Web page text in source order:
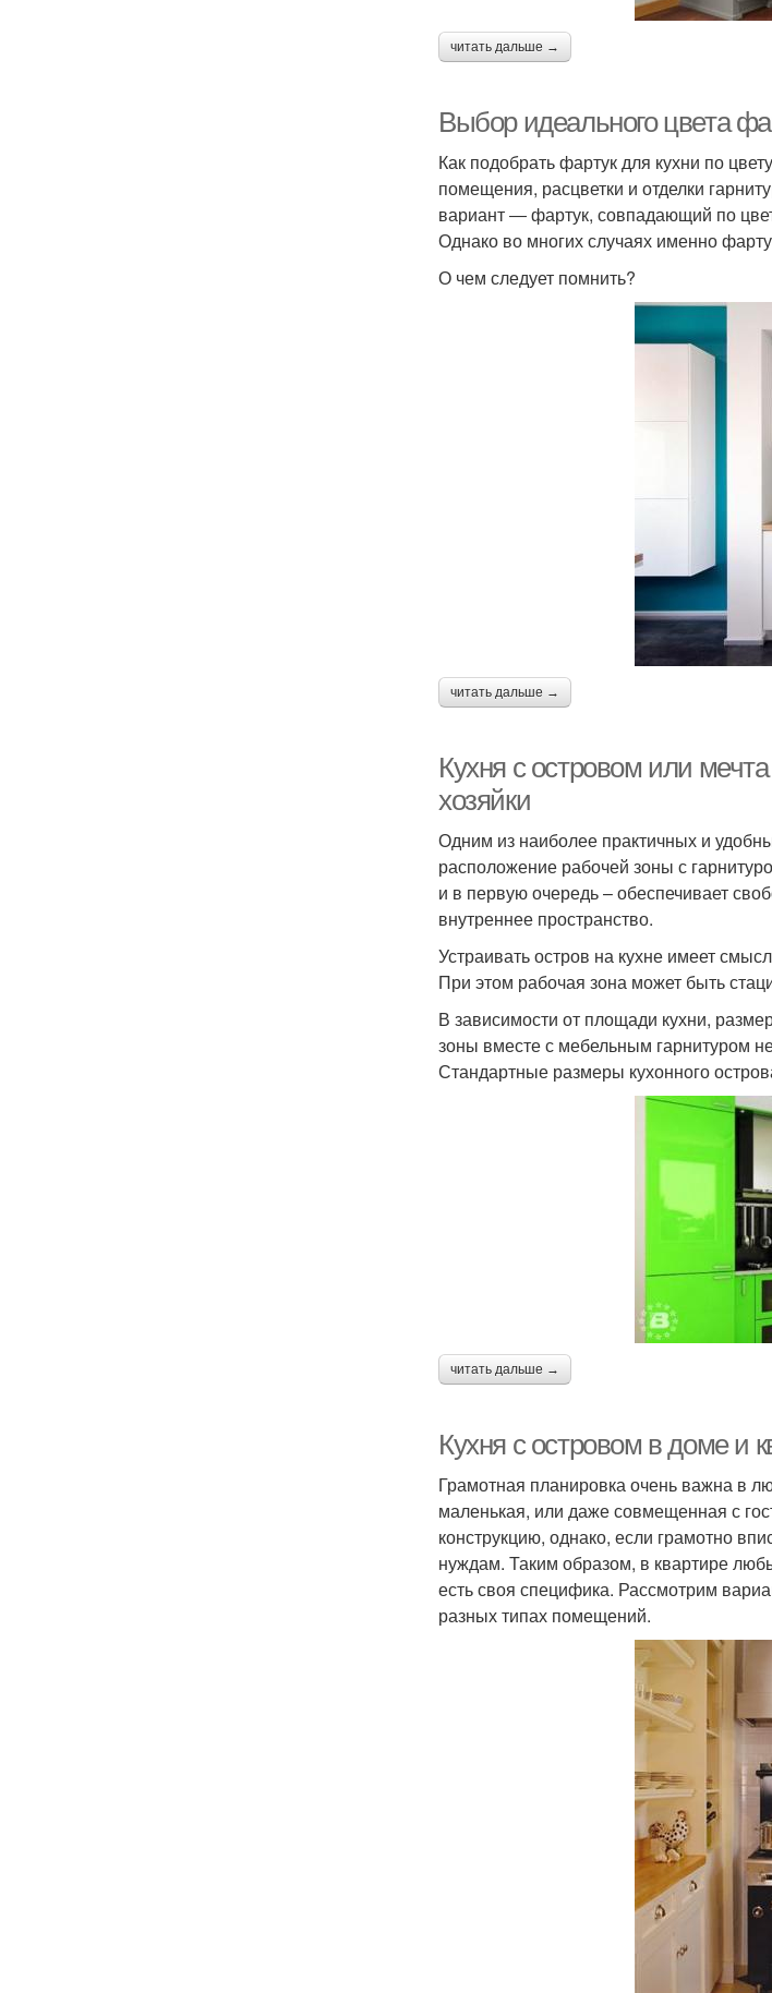
читать дальше →
Выбор идеального цвета
Как подобрать фартук для кухни по
помещения, расцветки и отделки
вариант ― фартук, совпадающий по
Однако во многих случаях именно
О чем следует помнить?
читать дальше →
Кухня с островом или
хозяйки
Одним из наиболее практичных и
расположение рабочей зоны с
и в первую очередь – обеспечивает
внутреннее пространство.
Устраивать остров на кухне имеет
При этом рабочая зона может быть
В зависимости от площади кухни,
зоны вместе с мебельным гарнитуром
Стандартные размеры кухонного
читать дальше →
Кухня с островом в доме и
Грамотная планировка очень важна в
маленькая, или даже совмещенная с
конструкцию, однако, если грамотно
нуждам. Таким образом, в квартире
есть своя специфика. Рассмотрим
разных типах помещений.